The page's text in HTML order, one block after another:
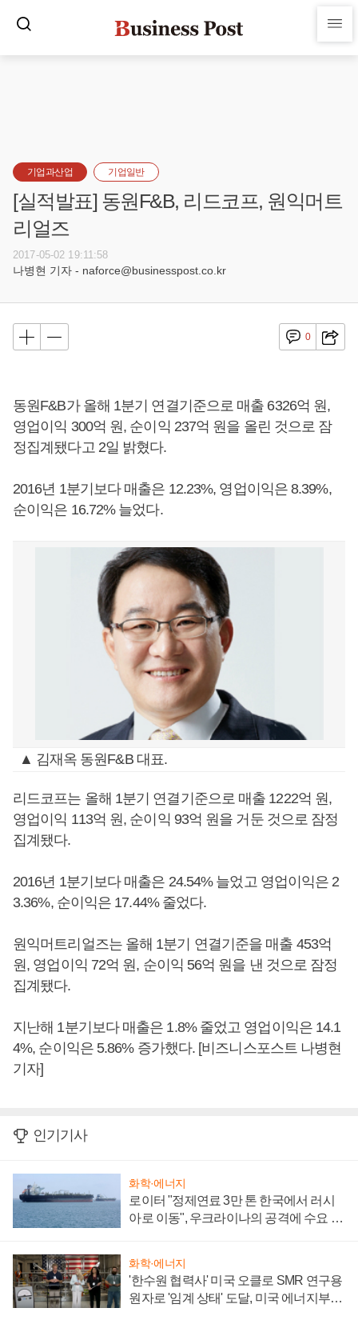
기업과산업 기업일반
[실적발표] 동원F&B, 리드코프, 원익머트
리얼즈
2017-05-02 19:11:58
나병현 기자 - naforce@businesspost.co.kr
0
동원F&B가 올해 1분기 연결기준으로 매출 6326억 원,
영업이익 300억 원, 순이익 237억 원을 올린 것으로 잠
정집계됐다고 2일 밝혔다.
2016년 1분기보다 매출은 12.23%, 영업이익은 8.39%,
순이익은 16.72% 늘었다.
▲ 김재옥 동원F&B 대표.
리드코프는 올해 1분기 연결기준으로 매출 1222억 원,
영업이익 113억 원, 순이익 93억 원을 거둔 것으로 잠정
집계됐다.
2016년 1분기보다 매출은 24.54% 늘었고 영업이익은 2
3.36%, 순이익은 17.44% 줄었다.
원익머트리얼즈는 올해 1분기 연결기준을 매출 453억
원, 영업이익 72억 원, 순이익 56억 원을 낸 것으로 잠정
집계됐다.
지난해 1분기보다 매출은 1.8% 줄었고 영업이익은 14.1
4%, 순이익은 5.86% 증가했다. [비즈니스포스트 나병현
기자]
인기기사
화학·에너지
로이터 "정제연료 3만 톤 한국에서 러시
아로 이동", 우크라이나의 공격에 수요 늘
화학·에너지
'한수원 협력사' 미국 오클로 SMR 연구용
원자로 '임계 상태' 도달, 미국 에너지부